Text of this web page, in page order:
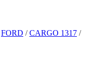
FORD /CARGO 1317 /